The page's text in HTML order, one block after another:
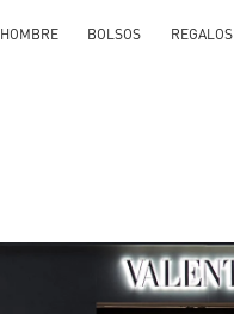
HOMBRE BOLSOS REGALOS